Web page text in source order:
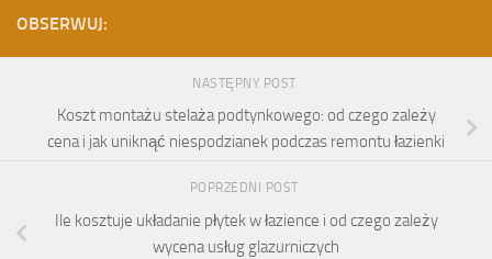
OBSERWUJ:
NASTĘPNY POST
Koszt montażu stelaża podtynkowego: od czego zależy
cena i jak uniknąć niespodzianek podczas remontu łazienki
POPRZEDNI POST
Ile kosztuje układanie płytek w łazience i od czego zależy
wycena usług glazurniczych